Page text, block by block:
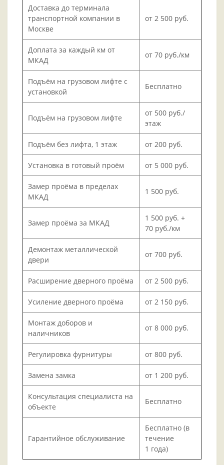
Доставка до терминала
транспортной компании в
Москве
от 2 500 руб.
Доплата за каждый км от
МКАД
от 70 руб./км
Подъём на грузовом лифте с
установкой
Бесплатно
Подъём на грузовом лифте
от 500 руб./
этаж
Подъём без лифта, 1 этаж от 200 руб.
Установка в готовый проём от 5 000 руб.
Замер проёма в пределах
МКАД
1 500 руб.
Замер проёма за МКАД
1 500 руб. +
70 руб./км
Демонтаж металлической
двери
от 700 руб.
Расширение дверного проёма от 2 500 руб.
Усиление дверного проёма от 2 150 руб.
Монтаж доборов и
наличников
от 8 000 руб.
Регулировка фурнитуры от 800 руб.
Замена замка от 1 200 руб.
Консультация специалиста на
объекте
Бесплатно
Гарантийное обслуживание
Бесплатно (в
течение
1 года)